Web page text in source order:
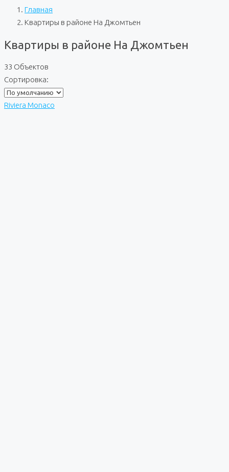
Главная
Квартиры в районе На Джомтьен
Квартиры в районе На Джомтьен
33 Объектов
Сортировка:
Riviera Monaco